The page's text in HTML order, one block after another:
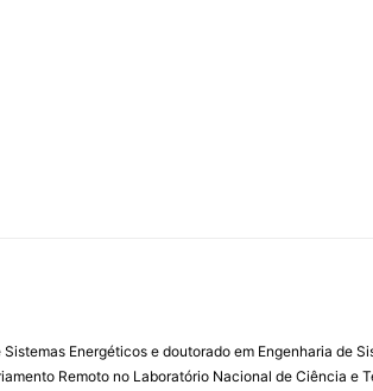
Energéticos e doutorado em Engenharia de
Remoto no Laboratório Nacional de Ciência e